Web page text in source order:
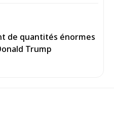
de quantités énormes
Trump